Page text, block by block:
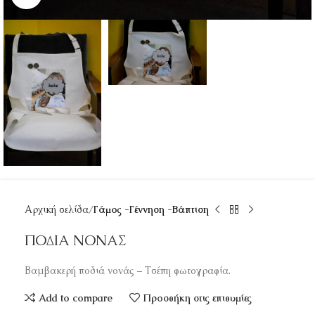
Αρχική σελίδα Γάμος -Γέννηση -Βάπτιση
ΠΟΔΙΑ ΝΟΝΑΣ
Βαμβακερή ποδιά νονάς – Τσέπη φωτογραφία.
Add to compare Προσθήκη στις επιθυμίες